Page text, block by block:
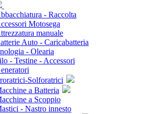
- Raccolta
Motosega
manuale
Auto - Caricabatteria
- Olearia
- Testine - Accessori
Solforatrici
a Batteria
a Scoppio
- Nastro innesto